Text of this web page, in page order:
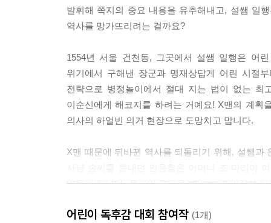
발휘해 쪽지의 중요 내용을 유추해내고, 설쌤 일
역사를 망가뜨리려는 걸까요?
1554년 서울 건천동, 그곳에서 설쌤 일행은 어
위기에서 구해낸 장군과 명재상답게 어린 시절
전략으로 병정놀이에서 절대 지는 법이 없는 최
이순신에게 해코지를 하려는 거예요! X맨의 계획
의사의 하얼빈 의거 현장으로 도망치고 맙니다.
X맨 때문에 뒤바뀐 역사를 되돌리기 위해, 설쌤과
영웅이 됩니다. 우리의 국권을 빼앗는 데 앞장선
어린이 독후감 대회 참여작 (1개)